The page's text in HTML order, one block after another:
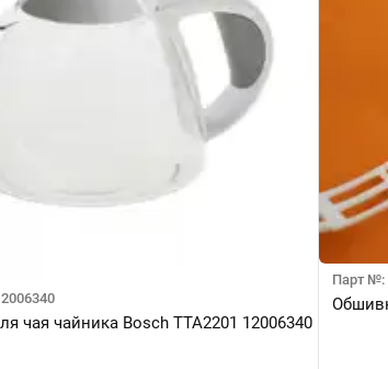
чая чайника Bosch TTA2201 12006340
Парт №: